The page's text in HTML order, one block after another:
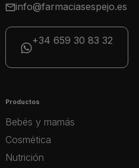
info@farmaciasespejo.es
+34 659 30 83 32
Productos
Bebés y mamás
Cosmética
Nutrición